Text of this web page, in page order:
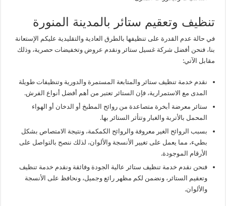
تنظيف وتعقيم ستائر بالمدينة المنورة
في حالة عدم القدرة على تنظيفها بالطرق العادية والتقليدية عليكم الإستعانة
بنا، فنحن أفضل شركة غسيل ستائر ونقدم عروض وتخفيضات حصرية، وذلك
مقابل الآتي:
نقدم خدمة تنظيف ستائر والمتابعة المستمرة والدورية وتنظيفات طويلة
المدى مع الاستمرارية، فإن الستائر تعتبر من أهم أفضل أنواع الفرش.
ستائر معرضة أبخرة متصاعدة من روائح المطبخ أو الدخان أو الهواء
المحمل بالأتربة والغبار وتتأثر الستائر بها.
بسبب الروائح الغير معروفة والروائح الكمكمة، ونتيجة الامتصاص بشكل
بطيء، مما يعمل على تغيير الأنسجة والألوان، لذلك ننصح بالتواصل على
الأرقام الموجودة.
فنحن نقدم خدمة تنظيف ستائر عالية الجودة وفائقة ونقدم خدمة تنظيف
وتعقيم الستائر، ونضمن لكم مظهر رائع وجميل، ونحافظ على الأنسجة
والألوان.